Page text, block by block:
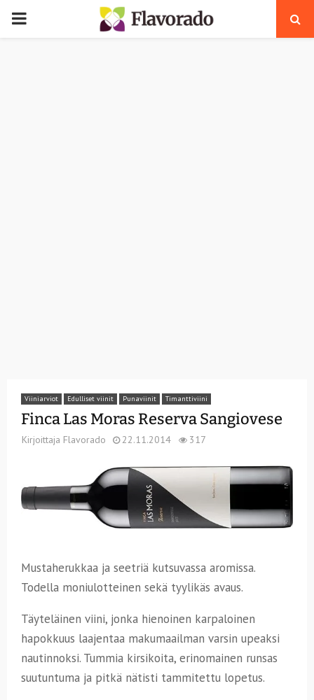
PRIMARY
Viiniarviot Edulliset viinit Punaviinit Timanttiviini
Finca Las Moras Reserva Sangiovese
Kirjoittaja Flavorado 22.11.2014 317
Mustaherukkaa ja seetriä kutsuvassa aromissa.
Todella moniulotteinen sekä tyylikäs avaus.
Täyteläinen viini, jonka hienoinen karpaloinen
hapokkuus laajentaa makumaailman varsin upeaksi
nautinnoksi. Tummia kirsikoita, erinomainen runsas
suutuntuma ja pitkä nätisti tammitettu lopetus.